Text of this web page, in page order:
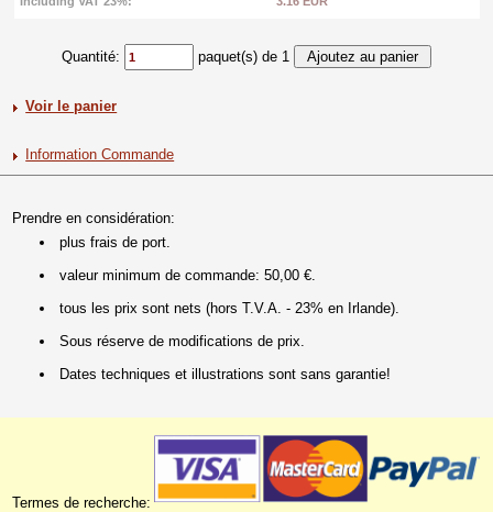
Quantité: paquet(s) de 1
Voir le panier
Information Commande
Prendre en considération:
plus frais de port.
valeur minimum de commande: 50,00 €.
tous les prix sont nets (hors T.V.A. - 23% en Irlande).
Sous réserve de modifications de prix.
Dates techniques et illustrations sont sans garantie!
Termes de recherche: